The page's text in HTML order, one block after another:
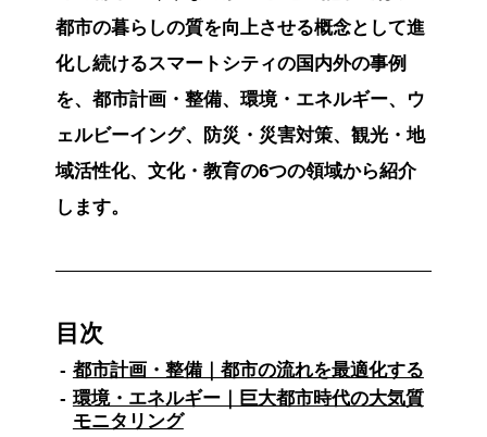
都市の暮らしの質を向上させる概念として進
化し続けるスマートシティの国内外の事例
を、都市計画・整備、環境・エネルギー、ウ
ェルビーイング、防災・災害対策、観光・地
域活性化、文化・教育の6つの領域から紹介
します。
目次
都市計画・整備｜都市の流れを最適化する
環境・エネルギー｜巨大都市時代の大気質
モニタリング